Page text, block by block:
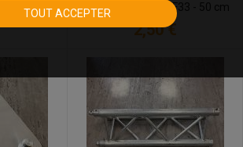
- 25 cm Elément structure F33 - 50 cm
2,50 €
TOUT ACCEPTER